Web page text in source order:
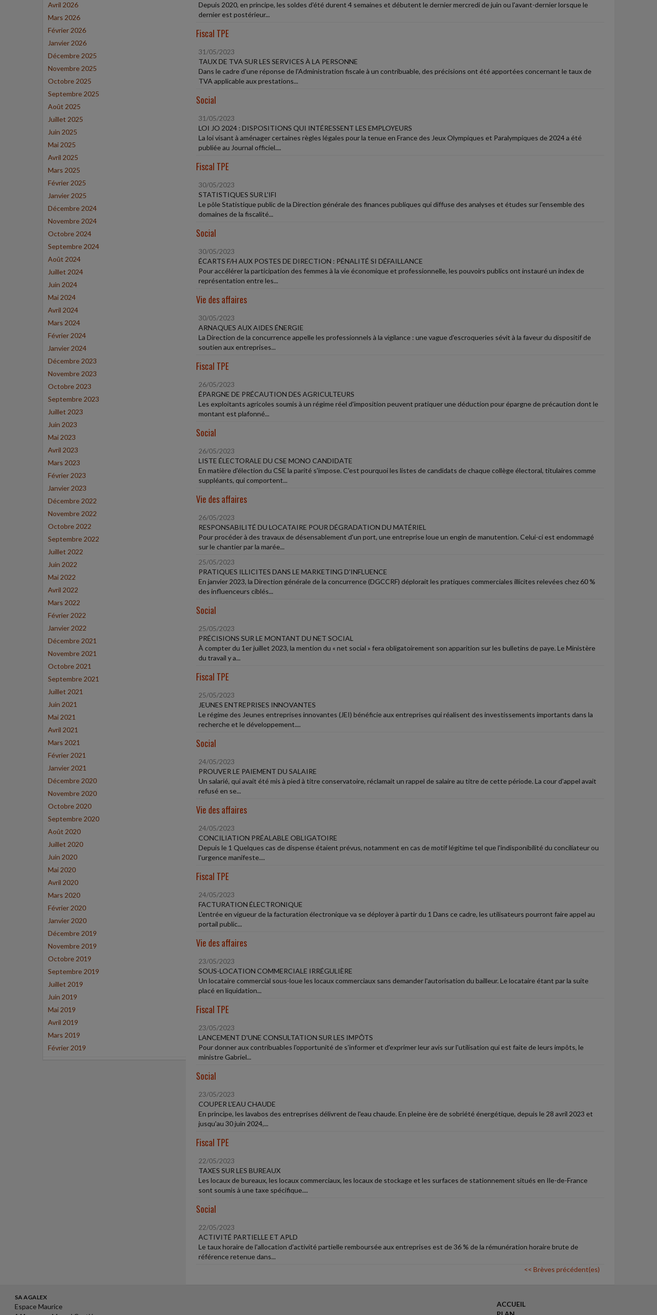
Avril 2026
Mars 2026
Février 2026
Janvier 2026
Décembre 2025
Novembre 2025
Octobre 2025
Septembre 2025
Août 2025
Juillet 2025
Juin 2025
Mai 2025
Avril 2025
Mars 2025
Février 2025
Janvier 2025
Décembre 2024
Novembre 2024
Octobre 2024
Septembre 2024
Août 2024
Juillet 2024
Juin 2024
Mai 2024
Avril 2024
Mars 2024
Février 2024
Janvier 2024
Décembre 2023
Novembre 2023
Octobre 2023
Septembre 2023
Juillet 2023
Juin 2023
Mai 2023
Avril 2023
Mars 2023
Février 2023
Janvier 2023
Décembre 2022
Novembre 2022
Octobre 2022
Septembre 2022
Juillet 2022
Juin 2022
Mai 2022
Avril 2022
Mars 2022
Février 2022
Janvier 2022
Décembre 2021
Novembre 2021
Octobre 2021
Septembre 2021
Juillet 2021
Juin 2021
Mai 2021
Avril 2021
Mars 2021
Février 2021
Janvier 2021
Décembre 2020
Novembre 2020
Octobre 2020
Septembre 2020
Août 2020
Juillet 2020
Juin 2020
Mai 2020
Avril 2020
Mars 2020
Février 2020
Janvier 2020
Décembre 2019
Novembre 2019
Octobre 2019
Septembre 2019
Juillet 2019
Juin 2019
Mai 2019
Avril 2019
Mars 2019
Février 2019
Depuis 2020, en principe, les soldes d'été durent 4 semaines et débutent le dernier mercredi de juin ou l'avant-dernier lorsque le
dernier est postérieur...
Fiscal TPE
31/05/2023
TAUX DE TVA SUR LES SERVICES À LA PERSONNE
Dans le cadre d'une réponse de l'Administration fiscale à un contribuable, des précisions ont été apportées concernant le taux de
TVA applicable aux prestations...
Social
31/05/2023
LOI JO 2024 : DISPOSITIONS QUI INTÉRESSENT LES EMPLOYEURS
La loi visant à aménager certaines règles légales pour la tenue en France des Jeux Olympiques et Paralympiques de 2024 a été
publiée au Journal officiel....
Fiscal TPE
30/05/2023
STATISTIQUES SUR L'IFI
Le pôle Statistique public de la Direction générale des finances publiques qui diffuse des analyses et études sur l'ensemble des
domaines de la fiscalité...
Social
30/05/2023
ÉCARTS F/H AUX POSTES DE DIRECTION : PÉNALITÉ SI DÉFAILLANCE
Pour accélérer la participation des femmes à la vie économique et professionnelle, les pouvoirs publics ont instauré un index de
représentation entre les...
Vie des affaires
30/05/2023
ARNAQUES AUX AIDES ÉNERGIE
La Direction de la concurrence appelle les professionnels à la vigilance : une vague d'escroqueries sévit à la faveur du dispositif de
soutien aux entreprises...
Fiscal TPE
26/05/2023
ÉPARGNE DE PRÉCAUTION DES AGRICULTEURS
Les exploitants agricoles soumis à un régime réel d'imposition peuvent pratiquer une déduction pour épargne de précaution dont le
montant est plafonné...
Social
26/05/2023
LISTE ÉLECTORALE DU CSE MONO CANDIDATE
En matière d'élection du CSE la parité s'impose. C'est pourquoi les listes de candidats de chaque collège électoral, titulaires comme
suppléants, qui comportent...
Vie des affaires
26/05/2023
RESPONSABILITÉ DU LOCATAIRE POUR DÉGRADATION DU MATÉRIEL
Pour procéder à des travaux de désensablement d'un port, une entreprise loue un engin de manutention. Celui-ci est endommagé
sur le chantier par la marée...
25/05/2023
PRATIQUES ILLICITES DANS LE MARKETING D'INFLUENCE
En janvier 2023, la Direction générale de la concurrence (DGCCRF) déplorait les pratiques commerciales illicites relevées chez 60 %
des influenceurs ciblés...
Social
25/05/2023
PRÉCISIONS SUR LE MONTANT DU NET SOCIAL
À compter du 1er juillet 2023, la mention du « net social » fera obligatoirement son apparition sur les bulletins de paye. Le Ministère
du travail y a...
Fiscal TPE
25/05/2023
JEUNES ENTREPRISES INNOVANTES
Le régime des Jeunes entreprises innovantes (JEI) bénéficie aux entreprises qui réalisent des investissements importants dans la
recherche et le développement....
Social
24/05/2023
PROUVER LE PAIEMENT DU SALAIRE
Un salarié, qui avait été mis à pied à titre conservatoire, réclamait un rappel de salaire au titre de cette période. La cour d'appel avait
refusé en se...
Vie des affaires
24/05/2023
CONCILIATION PRÉALABLE OBLIGATOIRE
Depuis le 1 Quelques cas de dispense étaient prévus, notamment en cas de motif légitime tel que l'indisponibilité du conciliateur ou
l'urgence manifeste....
Fiscal TPE
24/05/2023
FACTURATION ÉLECTRONIQUE
L'entrée en vigueur de la facturation électronique va se déployer à partir du 1 Dans ce cadre, les utilisateurs pourront faire appel au
portail public...
Vie des affaires
23/05/2023
SOUS-LOCATION COMMERCIALE IRRÉGULIÈRE
Un locataire commercial sous-loue les locaux commerciaux sans demander l'autorisation du bailleur. Le locataire étant par la suite
placé en liquidation...
Fiscal TPE
23/05/2023
LANCEMENT D'UNE CONSULTATION SUR LES IMPÔTS
Pour donner aux contribuables l'opportunité de s'informer et d'exprimer leur avis sur l'utilisation qui est faite de leurs impôts, le
ministre Gabriel...
Social
23/05/2023
COUPER L'EAU CHAUDE
En principe, les lavabos des entreprises délivrent de l'eau chaude. En pleine ère de sobriété énergétique, depuis le 28 avril 2023 et
jusqu'au 30 juin 2024,...
Fiscal TPE
22/05/2023
TAXES SUR LES BUREAUX
Les locaux de bureaux, les locaux commerciaux, les locaux de stockage et les surfaces de stationnement situés en Ile-de-France
sont soumis à une taxe spécifique....
Social
22/05/2023
ACTIVITÉ PARTIELLE ET APLD
Le taux horaire de l'allocation d'activité partielle remboursée aux entreprises est de 36 % de la rémunération horaire brute de
référence retenue dans...
<< Brèves précédent(es)
SA AGALEX
Espace Maurice
ACCUEIL